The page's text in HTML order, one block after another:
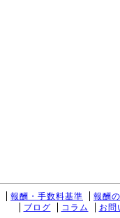
報酬・手数料基準
報酬
ブログ
コラム
お問